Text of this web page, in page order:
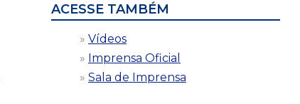
ACESSE TAMBÉM
Vídeos
Imprensa Oficial
Sala de Imprensa